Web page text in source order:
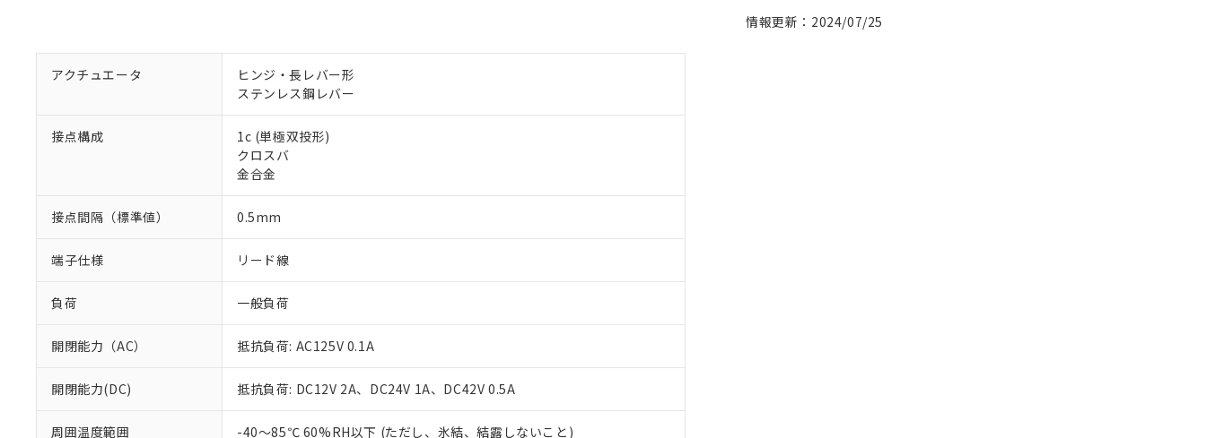
情報更新：2024/07/25
アクチュエータ
ヒンジ・長レバー形
ステンレス鋼レバー
接点構成
1c (単極双投形)
クロスバ
金合金
接点間隔（標準値） 0.5mm
端子仕様 リード線
負荷 一般負荷
開閉能力（AC） 抵抗負荷: AC125V 0.1A
開閉能力(DC) 抵抗負荷: DC12V 2A、DC24V 1A、DC42V 0.5A
周囲温度範囲 -40～85℃ 60%RH以下 (ただし、氷結、結露しないこと)